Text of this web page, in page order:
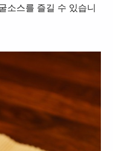
소스를 즐길 수 있습니